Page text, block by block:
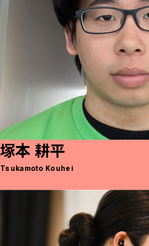
塚本 耕平
Tsukamoto Kouhei